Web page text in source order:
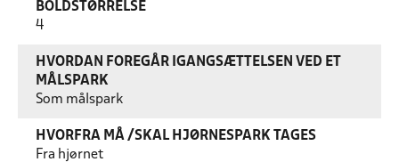
BOLDSTØRRELSE
4
HVORDAN FOREGÅR IGANGSÆTTELSEN VED ET
MÅLSPARK
Som målspark
HVORFRA MÅ /SKAL HJØRNESPARK TAGES
Fra hjørnet